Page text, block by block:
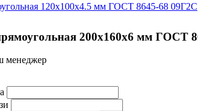
120x100x4.5 мм ГОСТ 8645-68 09Г2С
200x160x6 мм ГОСТ
менеджер